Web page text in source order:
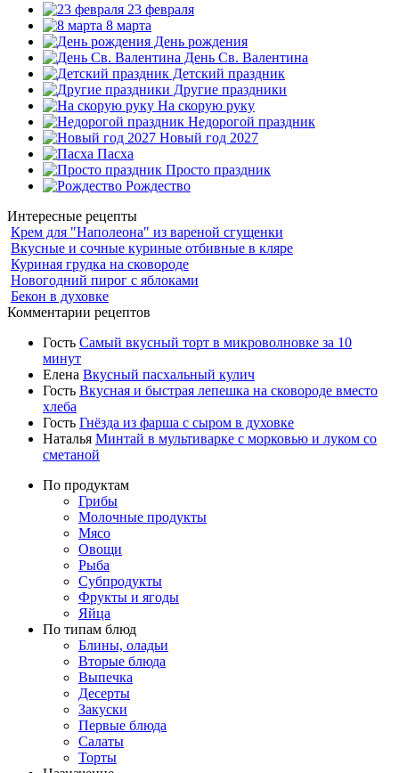
23 февраля
8 марта
День рождения
День Св. Валентина
Детский праздник
Другие праздники
На скорую руку
Недорогой праздник
Новый год 2027
Пасха
Просто праздник
Рождество
Интересные рецепты
Крем для "Наполеона" из вареной сгущенки
Вкусные и сочные куриные отбивные в кляре
Куриная грудка на сковороде
Новогодний пирог с яблоками
Бекон в духовке
Комментарии рецептов
Гость Самый вкусный торт в микроволновке за 10
минут
Елена Вкусный пасхальный кулич
Гость Вкусная и быстрая лепешка на сковороде вместо
хлеба
Гость Гнёзда из фарша с сыром в духовке
Наталья Минтай в мультиварке с морковью и луком со
сметаной
По продуктам
Грибы
Молочные продукты
Мясо
Овощи
Рыба
Субпродукты
Фрукты и ягоды
Яйца
По типам блюд
Блины, оладьи
Вторые блюда
Выпечка
Десерты
Закуски
Первые блюда
Салаты
Торты